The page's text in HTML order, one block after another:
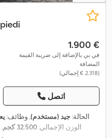
‏1.900 €
في بي بالإضافة إلى ضريبة القيمة
المضافة
(‏2.318 € إجمالي)
اتصل
الحالة:جيد (مستخدم), وظائف:
الوزن الإجمالي:32.500 كجم